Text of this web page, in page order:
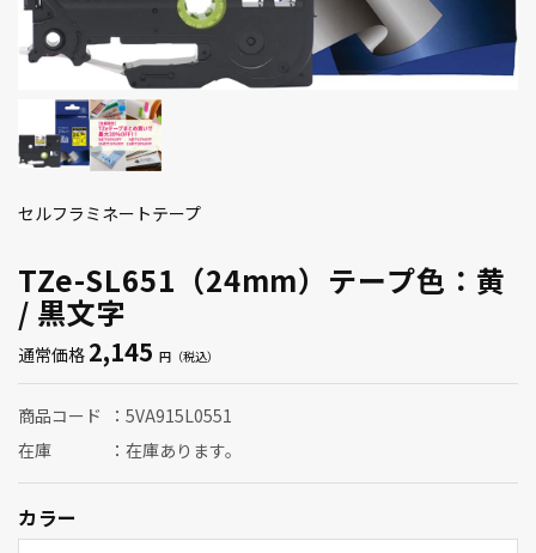
TZe-SL651（24mm）テープ色：黄
/ 黒文字
セルフラミネートテープ
通常価格 2,145
商品コード
5VA915L0551
在庫
在庫あります。
カラー